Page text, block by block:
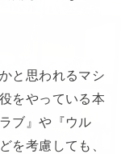
と思われるマシ
をやっている本
ブ』や『ウル
を考慮しても、